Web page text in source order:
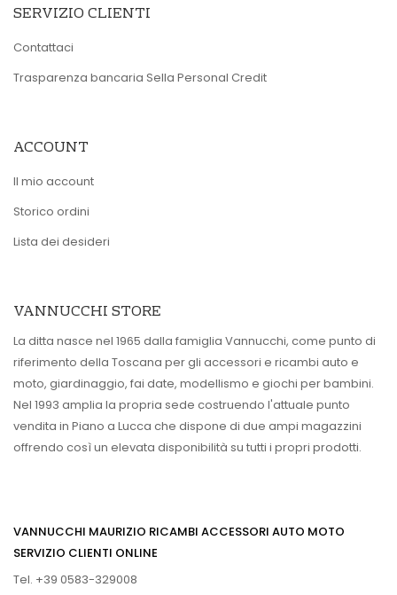
SERVIZIO CLIENTI
Contattaci
Trasparenza bancaria Sella Personal Credit
ACCOUNT
Il mio account
Storico ordini
Lista dei desideri
VANNUCCHI STORE
La ditta nasce nel 1965 dalla famiglia Vannucchi, come punto di
riferimento della Toscana per gli accessori e ricambi auto e
moto, giardinaggio, fai date, modellismo e giochi per bambini.
Nel 1993 amplia la propria sede costruendo l'attuale punto
vendita in Piano a Lucca che dispone di due ampi magazzini
offrendo così un elevata disponibilità su tutti i propri prodotti.
VANNUCCHI MAURIZIO RICAMBI ACCESSORI AUTO MOTO
SERVIZIO CLIENTI ONLINE
Tel. +39 0583-329008